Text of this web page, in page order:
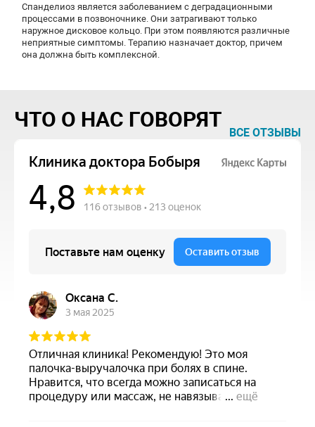
Спанделиоз является заболеванием с деградационными
процессами в позвоночнике. Они затрагивают только
наружное дисковое кольцо. При этом появляются различные
неприятные симптомы. Терапию назначает доктор, причем
она должна быть комплексной.
ЧТО О НАС ГОВОРЯТ
ВСЕ ОТЗЫВЫ